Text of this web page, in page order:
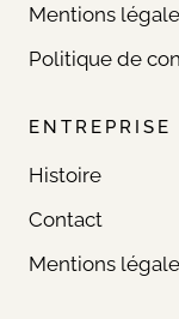
Mentions
Politique de
ENTREPRISE
Histoire
Contact
Mentions